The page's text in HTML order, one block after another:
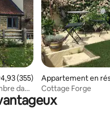
: 4,95 sur 5
moyenne sur la base
4,93 (355)
dans
Appartement en
Cottage Forge